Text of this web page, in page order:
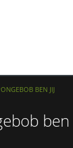
BEN JIJ
ben